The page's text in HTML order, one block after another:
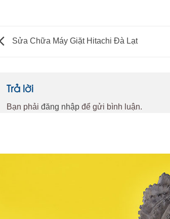
Sửa Chữa Máy Giặt Hitachi Đà Lạt
Trả lời
Bạn phải đăng nhậpđể gửi bình luận.